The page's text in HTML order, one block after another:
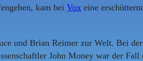
kam bei Vox eine
und Brian Reimer zur Welt. Bei
John Money war der